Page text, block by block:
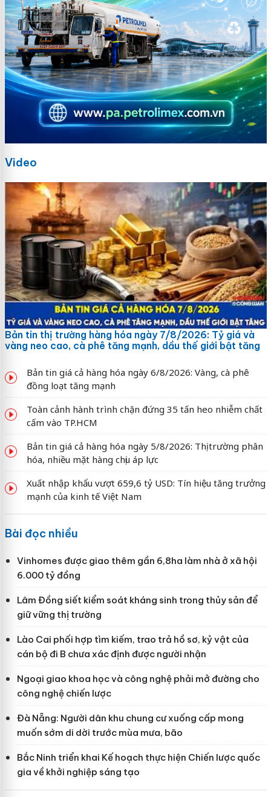
Video
Bản tin thị trường hàng hóa ngày 7/8/2026: Tỷ giá và
vàng neo cao, cà phê tăng mạnh, dầu thế giới bật tăng
Bản tin giá cả hàng hóa ngày 6/8/2026: Vàng, cà phê
đồng loạt tăng mạnh
Toàn cảnh hành trình chặn đứng 35 tấn heo nhiễm chất
cấm vào TP.HCM
Bản tin giá cả hàng hóa ngày 5/8/2026: Thị trường phân
hóa, nhiều mặt hàng chịu áp lực
Xuất nhập khẩu vượt 659,6 tỷ USD: Tín hiệu tăng trưởng
mạnh của kinh tế Việt Nam
Bài đọc nhiều
Vinhomes được giao thêm gần 6,8ha làm nhà ở xã hội
6.000 tỷ đồng
Lâm Đồng siết kiểm soát kháng sinh trong thủy sản để
giữ vững thị trường
Lào Cai phối hợp tìm kiếm, trao trả hồ sơ, kỷ vật của
cán bộ đi B chưa xác định được người nhận
Ngoại giao khoa học và công nghệ phải mở đường cho
công nghệ chiến lược
Đà Nẵng: Người dân khu chung cư xuống cấp mong
muốn sớm di dời trước mùa mưa, bão
Bắc Ninh triển khai Kế hoạch thực hiện Chiến lược quốc
gia về khởi nghiệp sáng tạo